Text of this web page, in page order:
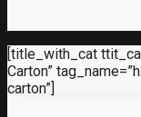
[title_with_cat
Carton”
carton”]